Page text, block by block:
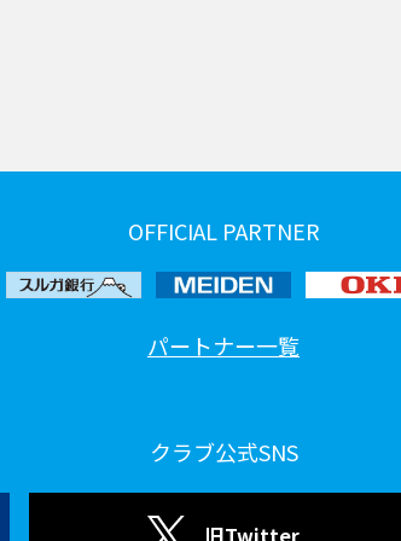
OFFICIAL PARTNER
パートナー一覧
クラブ公式SNS